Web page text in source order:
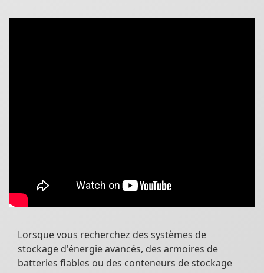
Lorsque vous recherchez des systèmes de
stockage d'énergie avancés, des armoires de
batteries fiables ou des conteneurs de stockage